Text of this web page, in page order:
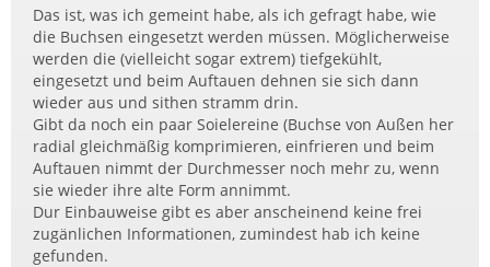
Das ist, was ich gemeint habe, als ich gefragt habe, wie
die Buchsen eingesetzt werden müssen. Möglicherweise
werden die (vielleicht sogar extrem) tiefgekühlt,
eingesetzt und beim Auftauen dehnen sie sich dann
wieder aus und sithen stramm drin.
Gibt da noch ein paar Soielereine (Buchse von Außen her
radial gleichmäßig komprimieren, einfrieren und beim
Auftauen nimmt der Durchmesser noch mehr zu, wenn
sie wieder ihre alte Form annimmt.
Dur Einbauweise gibt es aber anscheinend keine frei
zugänlichen Informationen, zumindest hab ich keine
gefunden.